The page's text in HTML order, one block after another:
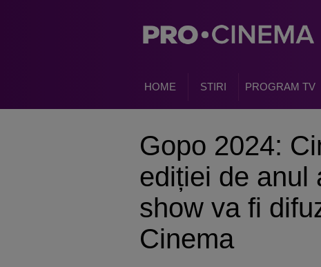
HOME STIRI PROGRAM TV
Gopo 2024:
ediției de anul
show va fi
Cinema